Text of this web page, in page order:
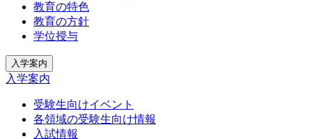
教育の特色
教育の方針
学位授与
入学案内
入学案内
受験生向けイベント
各領域の受験生向け情報
入試情報